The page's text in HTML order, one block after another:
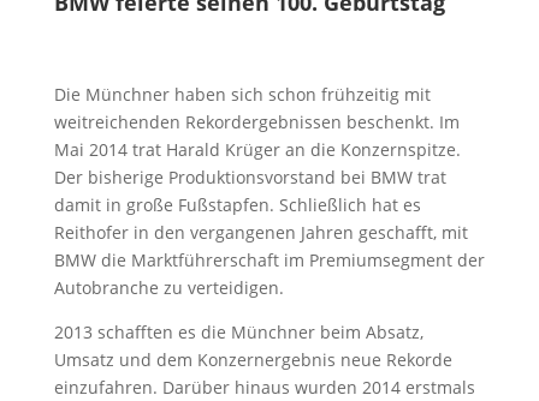
Die Münchner haben sich schon frühzeitig mit
weitreichenden Rekordergebnissen beschenkt. Im
Mai 2014 trat Harald Krüger an die Konzernspitze.
Der bisherige Produktionsvorstand bei BMW trat
damit in große Fußstapfen. Schließlich hat es
Reithofer in den vergangenen Jahren geschafft, mit
BMW die Marktführerschaft im Premiumsegment der
Autobranche zu verteidigen.
2013 schafften es die Münchner beim Absatz,
Umsatz und dem Konzernergebnis neue Rekorde
einzufahren. Darüber hinaus wurden 2014 erstmals